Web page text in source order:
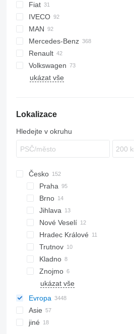
Jumper
Jumpy
Logan
Fiat
Ducato
Scudo
L-series
Transit
H-series
IVECO
Daily
MAN
TGE
Deliver
eDeliver
Mercedes-Benz
C-Class
Citan
O-series
Vario
eSprinter
Canter
NV
Movano
Vivaro
Boxer
Expert
Renault
Master
Trafic
Hiace
Lite Ace
Volkswagen
Crafter
ukázat vše
Lokalizace
Hledejte v okruhu
Česko
Praha
Brno
Jihlava
Nové Veselí
Hradec Králové
Trutnov
Kladno
Znojmo
ukázat vše
Evropa
Asie
jiné